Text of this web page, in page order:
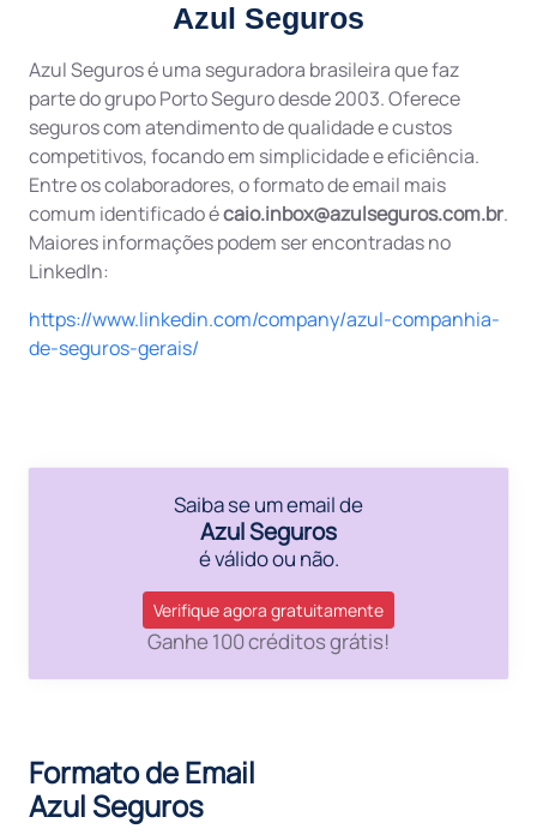
Azul Seguros
Azul Seguros é uma seguradora brasileira que faz
parte do grupo Porto Seguro desde 2003. Oferece
seguros com atendimento de qualidade e custos
competitivos, focando em simplicidade e eficiência.
Entre os colaboradores, o formato de email mais
comum identificado écaio.inbox@azulseguros.com.br.
Maiores informações podem ser encontradas no
LinkedIn:
https://www.linkedin.com/company/azul-companhia-
de-seguros-gerais/
Saiba se um email de
Azul Seguros
é válido ou não.
Verifique agora gratuitamente
Ganhe 100 créditos grátis!
Formato de Email
Azul Seguros